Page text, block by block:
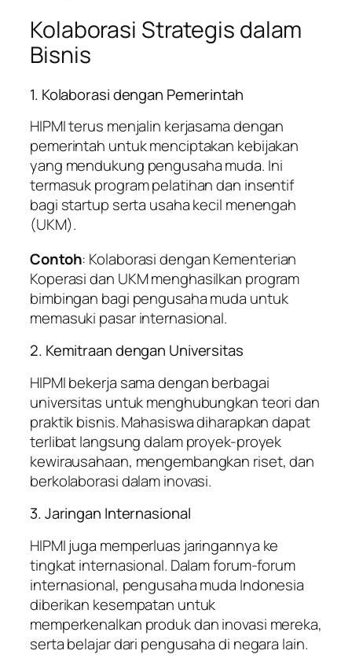
Kolaborasi Strategis dalam
Bisnis
1. Kolaborasi dengan Pemerintah
HIPMI terus menjalin kerjasama dengan
pemerintah untuk menciptakan kebijakan
yang mendukung pengusaha muda. Ini
termasuk program pelatihan dan insentif
bagi startup serta usaha kecil menengah
(UKM).
Contoh: Kolaborasi dengan Kementerian
Koperasi dan UKM menghasilkan program
bimbingan bagi pengusaha muda untuk
memasuki pasar internasional.
2. Kemitraan dengan Universitas
HIPMI bekerja sama dengan berbagai
universitas untuk menghubungkan teori dan
praktik bisnis. Mahasiswa diharapkan dapat
terlibat langsung dalam proyek-proyek
kewirausahaan, mengembangkan riset, dan
berkolaborasi dalam inovasi.
3. Jaringan Internasional
HIPMI juga memperluas jaringannya ke
tingkat internasional. Dalam forum-forum
internasional, pengusaha muda Indonesia
diberikan kesempatan untuk
memperkenalkan produk dan inovasi mereka,
serta belajar dari pengusaha di negara lain.